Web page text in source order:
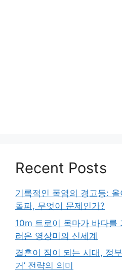
Recent Posts
기록적인 폭염의 경고등:
돌파, 무엇이 문제인가?
10m 트로이 목마가 바다를
러온 영상미의 신세계
결혼이 짐이 되는 시대, 정
거’ 전략의 의미